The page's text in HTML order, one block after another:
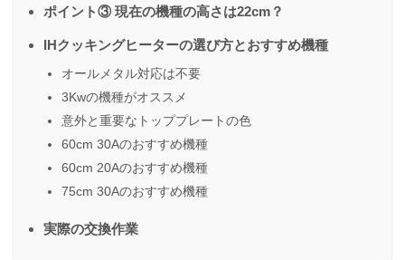
ポイント③ 現在の機種の高さは22cm？
IHクッキングヒーターの選び方とおすすめ機種
オールメタル対応は不要
3Kwの機種がオススメ
意外と重要なトッププレートの色
60cm 30Aのおすすめ機種
60cm 20Aのおすすめ機種
75cm 30Aのおすすめ機種
実際の交換作業